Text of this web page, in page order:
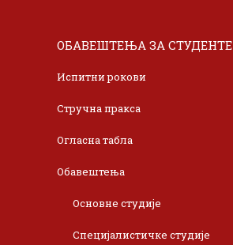
ОБАВЕШТЕЊА ЗА СТУДЕНТЕ
Испитни рокови
Стручна пракса
Огласна табла
Обавештења
Основне студије
Специјалистичке студије